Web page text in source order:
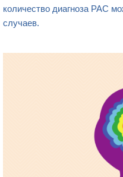
количество диагноза РАС
случаев.